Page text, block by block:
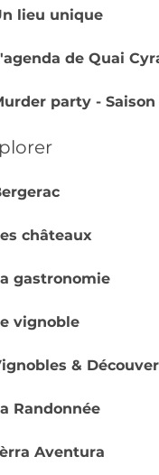
lieu unique
de Quai
party - Saison
châteaux
gastronomie
vignoble
&
Randonnée
Aventura
web
gare